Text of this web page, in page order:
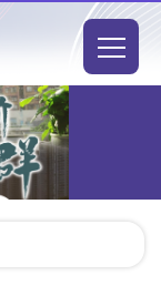
Main